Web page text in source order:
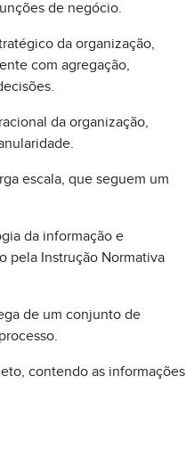
de negócio.
da organização,
com agregação,
da organização,
escala, que seguem um
da informação e
pela Instrução Normativa
de um conjunto de
contendo as informações